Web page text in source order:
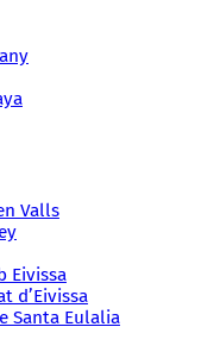
Valls
Eivissa
d’Eivissa
Santa Eulalia